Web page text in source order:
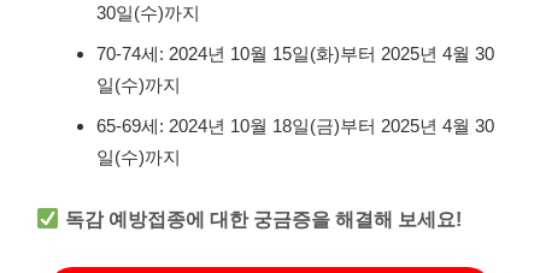
30일(수)까지
70-74세: 2024년 10월 15일(화)부터 2025년 4월 30
일(수)까지
65-69세: 2024년 10월 18일(금)부터 2025년 4월 30
일(수)까지
독감 예방접종에 대한 궁금증을 해결해 보세요!